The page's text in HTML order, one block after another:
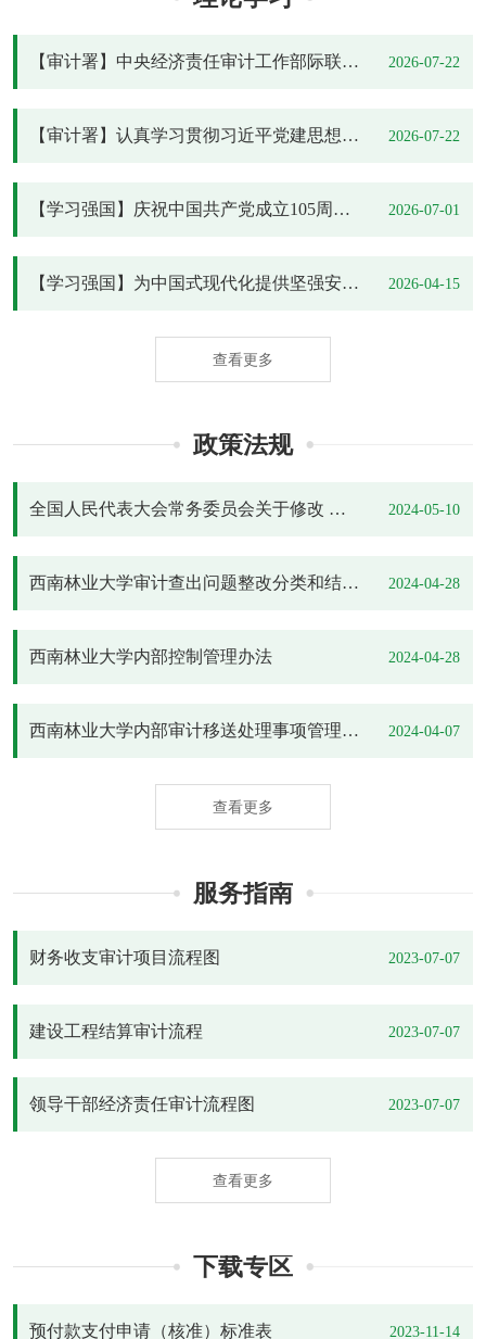
【审计署】中央经济责任审计工作部际联席会议第十四次全体会议召开 2026-07-22
【审计署】认真学习贯彻习近平党建思想 以高质量审计监督筑牢政治忠诚根基 2026-07-22
【学习强国】庆祝中国共产党成立105周年大会在京隆重举行 2026-07-01
【学习强国】为中国式现代化提供坚强安全保障 ——习近平总书记关于总体国家安全观重要论述的生动实践 2026-04-15
查看更多
政策法规
全国人民代表大会常务委员会关于修改 《中华人民共和国会计法》的决定 2024-05-10
西南林业大学审计查出问题整改分类和结果认定办法（试行） 2024-04-28
西南林业大学内部控制管理办法 2024-04-28
西南林业大学内部审计移送处理事项管理办法 2024-04-07
查看更多
服务指南
财务收支审计项目流程图 2023-07-07
建设工程结算审计流程 2023-07-07
领导干部经济责任审计流程图 2023-07-07
查看更多
下载专区
预付款支付申请（核准）标准表 2023-11-14